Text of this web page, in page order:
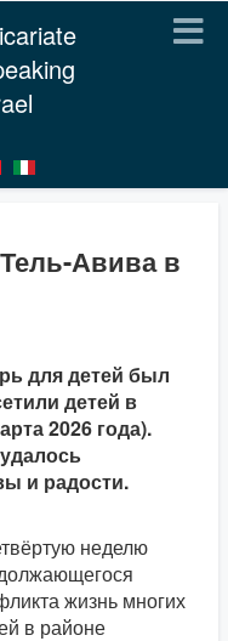
Авива в
для детей был
детей в
2026 года).
и радости.
неделю
жизнь многих
в районе